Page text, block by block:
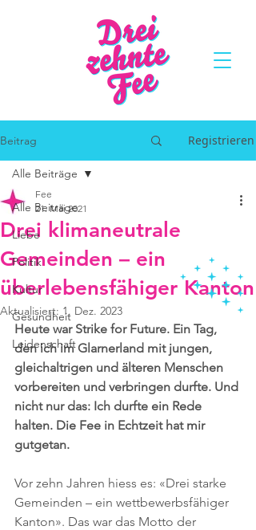
Beitrag Registrieren
Alle Beiträge
Liebe
Politik
Kultur
Gesundheit
Leidenschaft
Alle Beiträge
Drei klimaneutrale
Gemeinden – ein
überlebensfähiger Kanton
Fee
21. Mai 2021
Aktualisiert: 1. Dez. 2023
Heute war Strike for Future. Ein Tag,
den ich im Glarnerland mit jungen,
gleichaltrigen und älteren Menschen
vorbereiten und verbringen durfte. Und
nicht nur das: Ich durfte ein Rede
halten. Die Fee in Echtzeit hat mir
gutgetan.
Vor zehn Jahren hiess es: «Drei starke
Gemeinden – ein wettbewerbsfähiger
Kanton». Das war das Motto der